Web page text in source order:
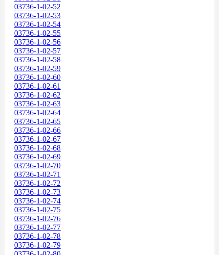
03736-1-02-52
03736-1-02-53
03736-1-02-54
03736-1-02-55
03736-1-02-56
03736-1-02-57
03736-1-02-58
03736-1-02-59
03736-1-02-60
03736-1-02-61
03736-1-02-62
03736-1-02-63
03736-1-02-64
03736-1-02-65
03736-1-02-66
03736-1-02-67
03736-1-02-68
03736-1-02-69
03736-1-02-70
03736-1-02-71
03736-1-02-72
03736-1-02-73
03736-1-02-74
03736-1-02-75
03736-1-02-76
03736-1-02-77
03736-1-02-78
03736-1-02-79